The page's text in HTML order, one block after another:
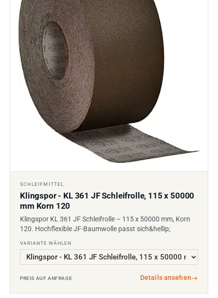
SCHLEIFMITTEL
Klingspor - KL 361 JF Schleifrolle, 115 x 50000
mm Korn 120
Klingspor KL 361 JF Schleifrolle – 115 x 50000 mm, Korn
120. Hochflexible JF-Baumwolle passt sich&hellip;
VARIANTE WÄHLEN
PREIS AUF ANFRAGE Details ansehen→